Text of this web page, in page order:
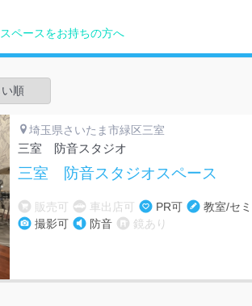
スペースをお持ちの方へ
埼玉県さいたま市緑区三室
三室 防音スタジオ
三室 防音スタジオスペース
販売可 車出店可 PR可
教室/セ
撮影可
防音 鏡あり